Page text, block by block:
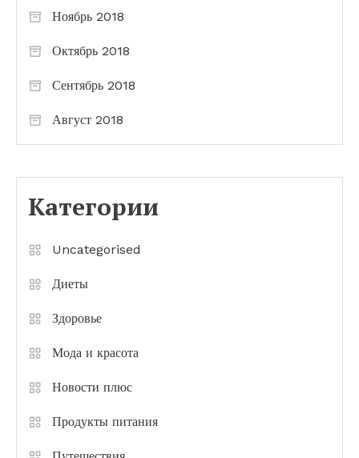
Ноябрь 2018
Октябрь 2018
Сентябрь 2018
Август 2018
Категории
Uncategorised
Диеты
Здоровье
Мода и красота
Новости плюс
Продукты питания